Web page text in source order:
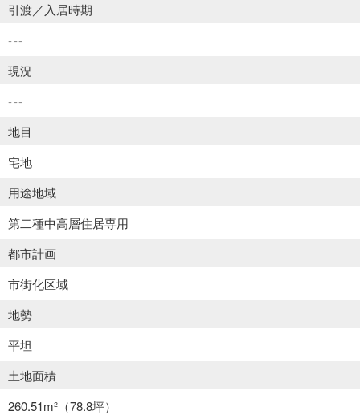
引渡／入居時期
---
現況
---
地目
宅地
用途地域
第二種中高層住居専用
都市計画
市街化区域
地勢
平坦
土地面積
260.51m² （78.8坪）